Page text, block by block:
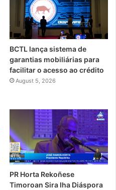
BCTL lança sistema de
garantias mobiliárias para
facilitar o acesso ao crédito
August 5, 2026
PR Horta Rekoñese
Timoroan Sira Iha Diáspora